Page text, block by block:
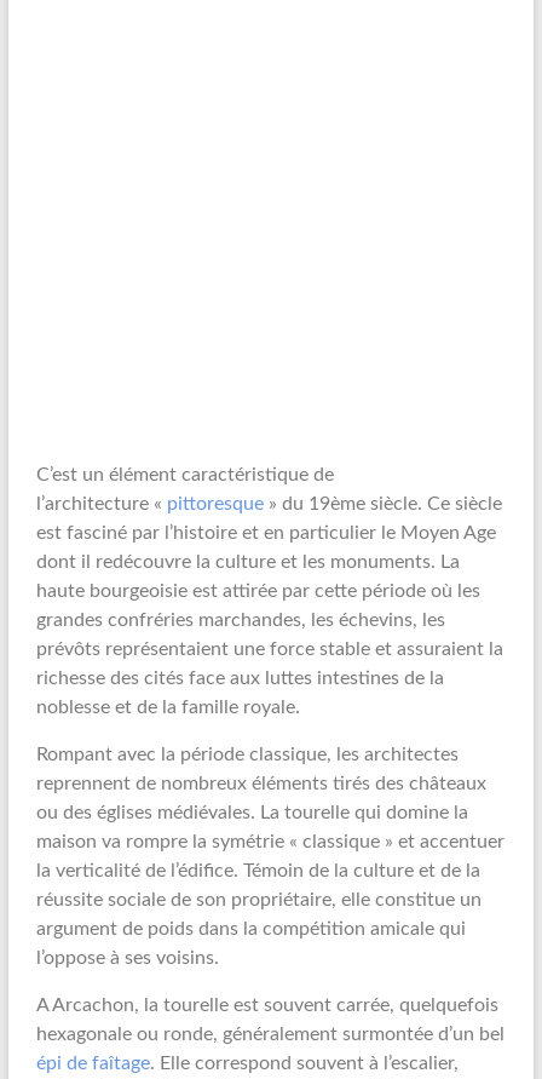
C’est un élément caractéristique de
l’architecture « pittoresque» du 19ème siècle. Ce siècle
est fasciné par l’histoire et en particulier le Moyen Age
dont il redécouvre la culture et les monuments. La
haute bourgeoisie est attirée par cette période où les
grandes confréries marchandes, les échevins, les
prévôts représentaient une force stable et assuraient la
richesse des cités face aux luttes intestines de la
noblesse et de la famille royale.
Rompant avec la période classique, les architectes
reprennent de nombreux éléments tirés des châteaux
ou des églises médiévales. La tourelle qui domine la
maison va rompre la symétrie « classique » et accentuer
la verticalité de l’édifice. Témoin de la culture et de la
réussite sociale de son propriétaire, elle constitue un
argument de poids dans la compétition amicale qui
l’oppose à ses voisins.
A Arcachon, la tourelle est souvent carrée, quelquefois
hexagonale ou ronde, généralement surmontée d’un bel
épi de faîtage. Elle correspond souvent à l’escalier,